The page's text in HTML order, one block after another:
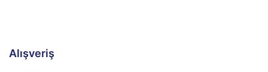
Alışveriş